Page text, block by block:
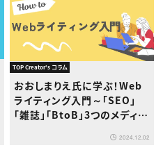
TOP Creator's コラム
おおしまりえ氏に学ぶ！Web
ライティング入門～「SEO」
「雑誌」「BtoB」3つのメディア
2024.12.02